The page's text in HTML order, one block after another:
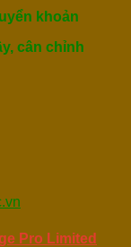
khoản
cân chỉnh
Pro Limited